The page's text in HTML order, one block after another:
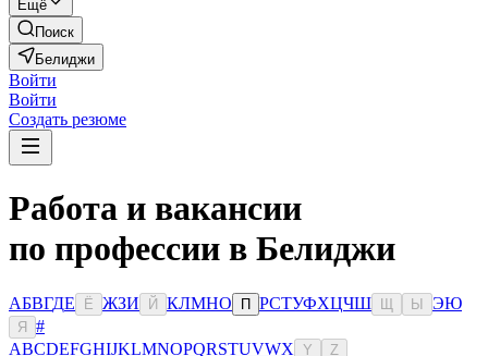
Ещё
Поиск
Белиджи
Войти
Войти
Создать резюме
Работа и вакансии
по профессии в Белиджи
АБВГДЕ Ё ЖЗИ Й КЛМНО П РСТУФХЦЧШ Ы ЭЮ
Я
#
ABCDEFGHIJKLMNOPQRSTUVWX Y Z